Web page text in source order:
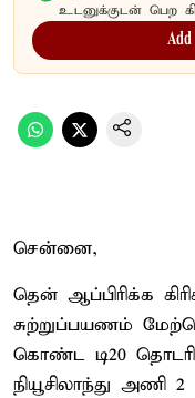
உடனுக்குடன் பெற
சென்னை,
தென் ஆப்பிரிக்க
சுற்றுப்பயணம்
கொண்ட டி20
நியூசிலாந்து அணி